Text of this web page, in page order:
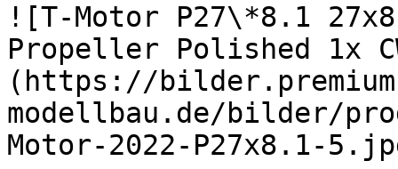
![T-Motor P27\*8.1
Propeller Polished 1x
(https://
modellbau.de/bilder/
Motor-2022-P27x8.1-